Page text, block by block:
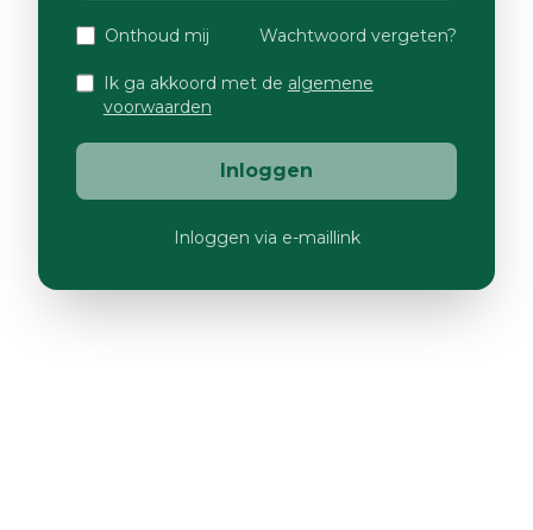
Onthoud mij Wachtwoord vergeten?
Ik ga akkoord met de algemene
voorwaarden
Inloggen
Inloggen via e-maillink